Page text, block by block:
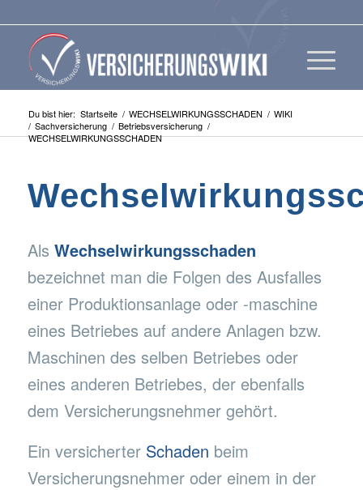
Du bist hier: Startseite / WECHSELWIRKUNGSSCHADEN / WIKI
/ Sachversicherung / Betriebsversicherung /
WECHSELWIRKUNGSSCHADEN
Als Wechselwirkungsschaden
bezeichnet man die Folgen des Ausfalles
einer Produktionsanlage oder -maschine
eines Betriebes auf andere Anlagen bzw.
Maschinen des selben Betriebes oder
eines anderen Betriebes, der ebenfalls
dem Versicherungsnehmer gehört.
Ein versicherter Schaden beim
Versicherungsnehmer oder einem in der